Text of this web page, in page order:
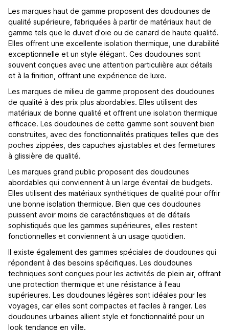
Les marques haut de gamme proposent des doudounes de
qualité supérieure, fabriquées à partir de matériaux haut de
gamme tels que le duvet d'oie ou de canard de haute qualité.
Elles offrent une excellente isolation thermique, une durabilité
exceptionnelle et un style élégant. Ces doudounes sont
souvent conçues avec une attention particulière aux détails
et à la finition, offrant une expérience de luxe.
Les marques de milieu de gamme proposent des doudounes
de qualité à des prix plus abordables. Elles utilisent des
matériaux de bonne qualité et offrent une isolation thermique
efficace. Les doudounes de cette gamme sont souvent bien
construites, avec des fonctionnalités pratiques telles que des
poches zippées, des capuches ajustables et des fermetures
à glissière de qualité.
Les marques grand public proposent des doudounes
abordables qui conviennent à un large éventail de budgets.
Elles utilisent des matériaux synthétiques de qualité pour offrir
une bonne isolation thermique. Bien que ces doudounes
puissent avoir moins de caractéristiques et de détails
sophistiqués que les gammes supérieures, elles restent
fonctionnelles et conviennent à un usage quotidien.
Il existe également des gammes spéciales de doudounes qui
répondent à des besoins spécifiques. Les doudounes
techniques sont conçues pour les activités de plein air, offrant
une protection thermique et une résistance à l'eau
supérieures. Les doudounes légères sont idéales pour les
voyages, car elles sont compactes et faciles à ranger. Les
doudounes urbaines allient style et fonctionnalité pour un
look tendance en ville.